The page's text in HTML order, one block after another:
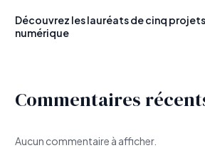
Découvrez les lauréats de cinq
numérique
Commentaires
Aucun commentaire à afficher.